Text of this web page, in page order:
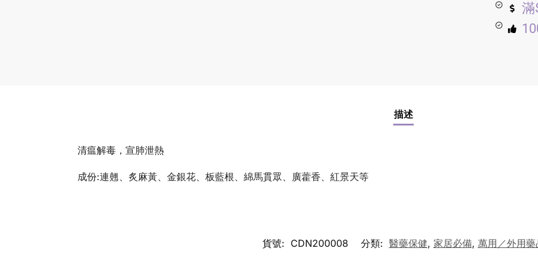
滿
描述
清瘟解毒，宣肺泄熱
成份:連翹、炙麻黃、金銀花、板藍根、綿馬貫眾、廣藿香、紅景天等
貨號: CDN200008 分類: 醫藥保健, 家居必備, 萬用／外用藥